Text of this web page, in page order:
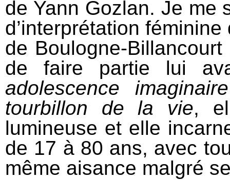
de Yann Gozlan. Je me
d’interprétation
de Boulogne-
de faire partie lui
adolescence
tourbillon de la vie,
lumineuse et elle
de 17 à 80 ans, avec
même aisance malgré